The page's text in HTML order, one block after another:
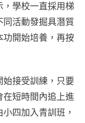
學校一直採用梯
同活動發掘具潛質
功開始培養，再按
接受訓練，只要
短時間內追上進
四加入青訓班，